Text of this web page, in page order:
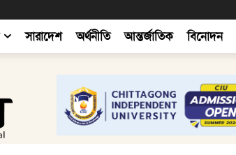
সারাদেশ অর্থনীতি আন্তর্জাতিক বিনোদন